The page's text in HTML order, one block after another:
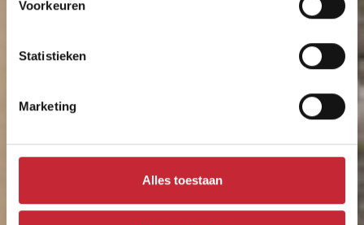
Voorkeuren
Statistieken
Marketing
Alles toestaan